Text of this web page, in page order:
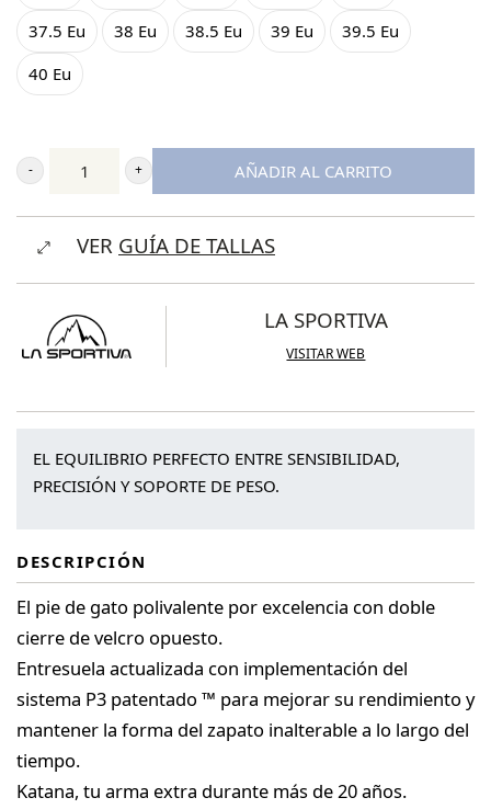
37.5 Eu
38 Eu 38.5 Eu 39 Eu
39.5 Eu
40 Eu
La
Sportiva
Katana
AÑADIR AL CARRITO
VER GUÍA DE TALLAS
LA SPORTIVA
VISITAR WEB
EL EQUILIBRIO PERFECTO ENTRE SENSIBILIDAD,
PRECISIÓN Y SOPORTE DE PESO.
DESCRIPCIÓN
El pie de gato polivalente por excelencia con doble
cierre de velcro opuesto.
Entresuela actualizada con implementación del
sistema P3 patentado ™ para mejorar su rendimiento y
mantener la forma del zapato inalterable a lo largo del
tiempo.
Katana, tu arma extra durante más de 20 años.